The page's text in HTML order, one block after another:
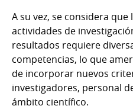
A su vez, se considera
actividades de
resultados requiere
competencias, lo que
de incorporar nuevos
investigadores, personal
ámbito científico.